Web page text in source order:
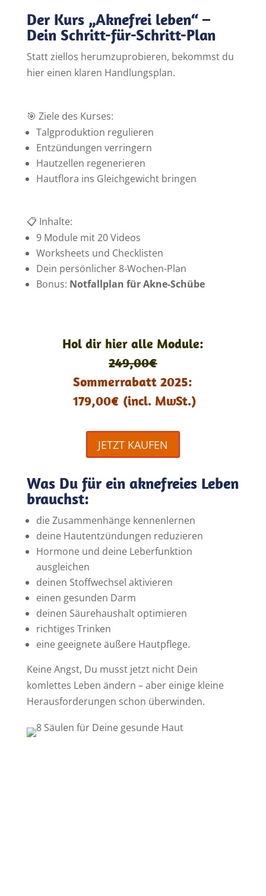
Der Kurs „Aknefrei leben“ –
Dein Schritt-für-Schritt-Plan
Statt ziellos herumzuprobieren, bekommst du
hier einen klaren Handlungsplan.
🎯 Ziele des Kurses:
Talgproduktion regulieren
Entzündungen verringern
Hautzellen regenerieren
Hautflora ins Gleichgewicht bringen
📋 Inhalte:
9 Module mit 20 Videos
Worksheets und Checklisten
Dein persönlicher 8-Wochen-Plan
Bonus: Notfallplan für Akne-Schübe
Hol dir hier alle Module:
249,00€
Sommerrabatt 2025:
179,00€ (incl. MwSt.)
JETZT KAUFEN
Was Du für ein aknefreies Leben
brauchst:
die Zusammenhänge kennenlernen
deine Hautentzündungen reduzieren
Hormone und deine Leberfunktion
ausgleichen
deinen Stoffwechsel aktivieren
einen gesunden Darm
deinen Säurehaushalt optimieren
richtiges Trinken
eine geeignete äußere Hautpflege.
Keine Angst, Du musst jetzt nicht Dein
komlettes Leben ändern – aber einige kleine
Herausforderungen schon überwinden.